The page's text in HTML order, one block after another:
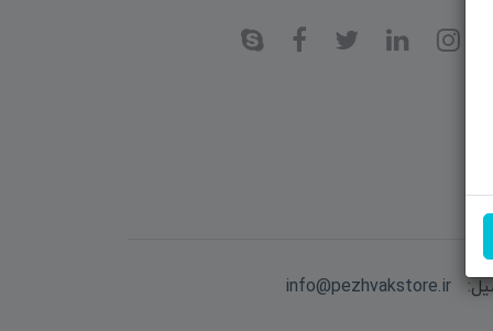
info@pezhvakstore.ir